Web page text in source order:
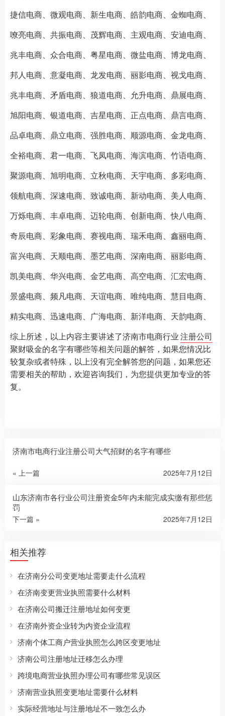
捷信电商、微观电商、新生电商、皓韵电商、金蜘电商、
嘹亮电商、共振电商、茂辉电商、主观电商、安迪电商、
兆丰电商、众合电商、粤星电商、微盐电商、博龙电商、
邦人电商、意凝电商、龙发电商、丽影电商、视戈电商、
兆丰电商、矛盾电商、狼道电商、允升电商、鼎展电商、
旭阳电商、银道电商、吉星电商、正点电商、鼎言电商、
品卓电商、鼎立电商、强胜电商、顺源电商、金龙电商、
全裕电商、君一电商、飞凤电商、海滨电商、竹语电商、
聚源电商、旭明电商、立秋电商、天宇电商、多彩电商、
领航电商、深速电商、致诚电商、新动电商、美人电商、
万烁电商、丰卓电商、迈轮电商、创新电商、快八电商、
奇辰电商、彩象电商、赛视电商、瑞禾电商、鑫丽电商、
富兴电商、天顺电商、墨艺电商、深南电商、丽影电商、
凯美电商、华兴电商、金艺电商、高空电商、汇宏电商、
景盛电商、频凡电商、天谊电商、唯纯电商、慧目电商、
精实电商、迅速电商、广海电商、新洋电商、天韵电商、
综上所述，以上内容主要讲述了济南市电商行业注册公司
聚财吸金的名字有哪些等相关问题的解答，如果您情况比
较复杂或者特殊，以上没有完全解答您的问题，如果您还
需要相关的帮助，欢迎咨询我们，为您提供更加专业的答
复。
济南市电商行业注册公司大气招财的名字有哪些
« 上一篇 2025年7月12日
山东济南市各行业公司注册资金5年内未能完成实缴有那些惩
罚
下一篇 » 2025年7月12日
相关推荐
在济南分公司变更地址需要走什么流程
在济南变更营业执照需要什么材料
在济南公司搬迁注册地址如何变更
在济南外资企业转为内资企业流程
济南个体工商户营业执照怎么跨区变更地址
济南公司注册地址迁移怎么办理
跨境电商营业执照办理公司有哪些常见误区
济南营业执照变更地址需要什么材料
实际经营地址与注册地址不一致怎么办